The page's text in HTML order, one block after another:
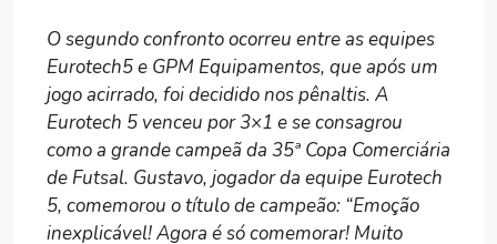
O segundo confronto ocorreu entre as equipes
Eurotech5 e GPM Equipamentos, que após um
jogo acirrado, foi decidido nos pênaltis. A
Eurotech 5 venceu por 3×1 e se consagrou
como a grande campeã da 35ª Copa Comerciária
de Futsal. Gustavo, jogador da equipe Eurotech
5, comemorou o título de campeão: “Emoção
inexplicável! Agora é só comemorar! Muito